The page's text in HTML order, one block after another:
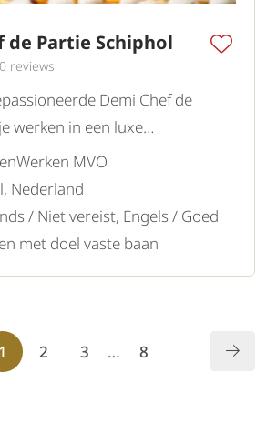
de Partie Schiphol
0 reviews
Demi Chef de
werken in een luxe
bij Schiphol? In deze functie
culinaire creativiteit met precisie
aan een unieke gastronomische
internationale gasten.
MVO
Nederland
/ Niet vereist, Engels / Goed
met doel vaste baan
1 2 3 … 8